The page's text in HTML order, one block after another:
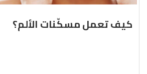
كيف تعمل مسكّنات الألم؟